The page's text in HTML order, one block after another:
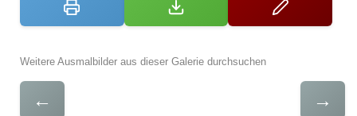
Weitere Ausmalbilder aus dieser Galerie durchsuchen
← →